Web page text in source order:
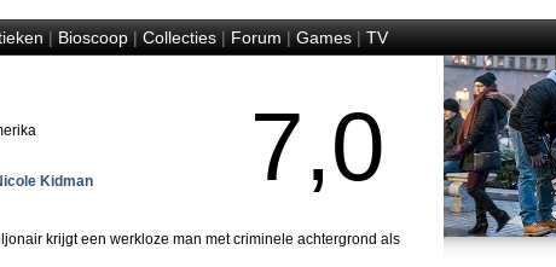
|Bioscoop|Collecties|Forum|Games|TV
Kidman
7,0
krijgt een werkloze man met criminele achtergrond als